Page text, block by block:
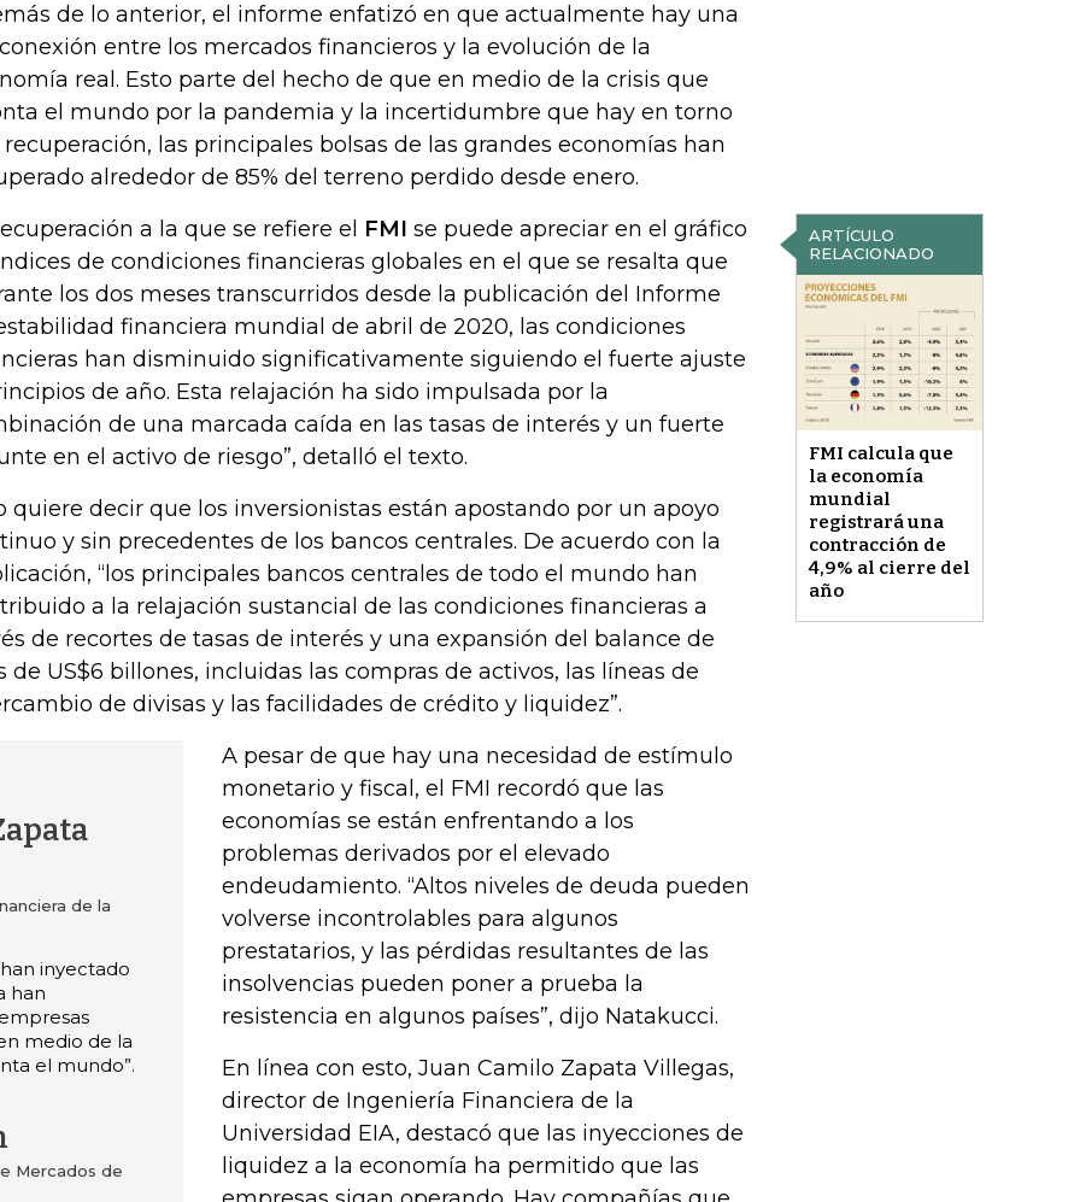
de lo anterior, el informe enfatizó en que actualmente hay una
entre los mercados financieros y la evolución de la
real. Esto parte del hecho de que en medio de la crisis que
el mundo por la pandemia y la incertidumbre que hay en torno
recuperación, las principales bolsas de las grandes economías han
alrededor de 85% del terreno perdido desde enero.
ARTÍCULO
RELACIONADO
FMI calcula que
la economía
mundial
registrará una
contracción de
4,9% al cierre del
año
a la que se refiere el FMI se puede apreciar en el gráfico
de condiciones financieras globales en el que se resalta que
los dos meses transcurridos desde la publicación del Informe
financiera mundial de abril de 2020, las condiciones
han disminuido significativamente siguiendo el fuerte ajuste
de año. Esta relajación ha sido impulsada por la
de una marcada caída en las tasas de interés y un fuerte
en el activo de riesgo”, detalló el texto.
quiere decir que los inversionistas están apostando por un apoyo
y sin precedentes de los bancos centrales. De acuerdo con la
“los principales bancos centrales de todo el mundo han
a la relajación sustancial de las condiciones financieras a
de recortes de tasas de interés y una expansión del balance de
de US$6 billones, incluidas las compras de activos, las líneas de
de divisas y las facilidades de crédito y liquidez”.
de la
inyectado
han
medio de la
el mundo”.
Mercados de
A pesar de que hay una necesidad de estímulo
monetario y fiscal, el FMI recordó que las
economías se están enfrentando a los
problemas derivados por el elevado
endeudamiento. “Altos niveles de deuda pueden
volverse incontrolables para algunos
prestatarios, y las pérdidas resultantes de las
insolvencias pueden poner a prueba la
resistencia en algunos países”, dijo Natakucci.
En línea con esto, Juan Camilo Zapata Villegas,
director de Ingeniería Financiera de la
Universidad EIA, destacó que las inyecciones de
liquidez a la economía ha permitido que las